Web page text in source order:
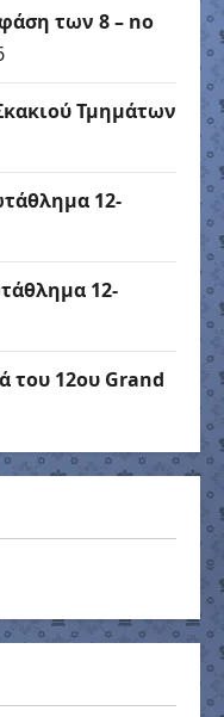
των 8 – no
Τμημάτων
12-
12-
του 12ου Grand